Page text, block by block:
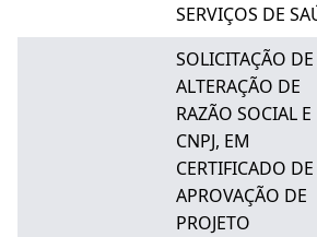
SERVIÇOS DE
SOLICITAÇÃO DE
ALTERAÇÃO DE
RAZÃO SOCIAL E
CNPJ, EM
CERTIFICADO DE
APROVAÇÃO DE
PROJETO